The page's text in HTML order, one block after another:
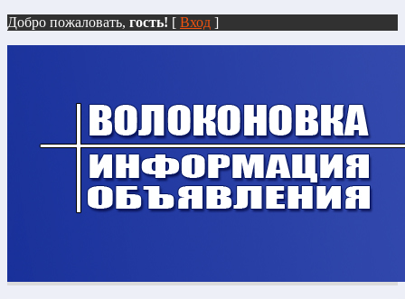
Добро пожаловать, гость! [ Вход ]